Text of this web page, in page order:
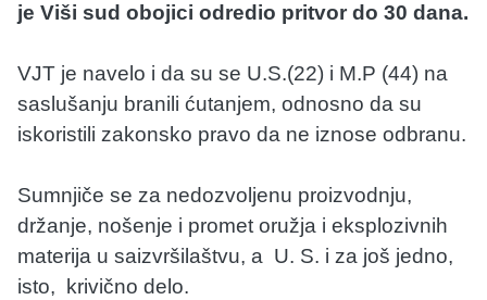
je Viši sud obojici odredio pritvor do 30 dana.
VJT je navelo i da su se U.S.(22) i M.P (44) na
saslušanju branili ćutanjem, odnosno da su
iskoristili zakonsko pravo da ne iznose odbranu.
Sumnjiče se za nedozvoljenu proizvodnju,
držanje, nošenje i promet oružja i eksplozivnih
materija u saizvršilaštvu, a U. S. i za još jedno,
isto, krivično delo.